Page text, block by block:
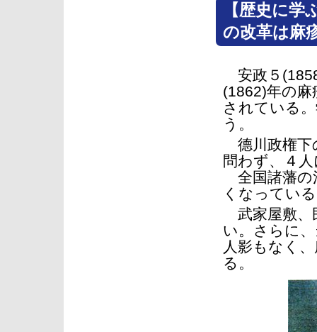
【歴史に
の改革は麻
安政５
(1862)年の
されている
う。
德川政権下
問わず、４
全国諸藩の
くなってい
武家屋敷、
い。さらに
人影もなく
る。